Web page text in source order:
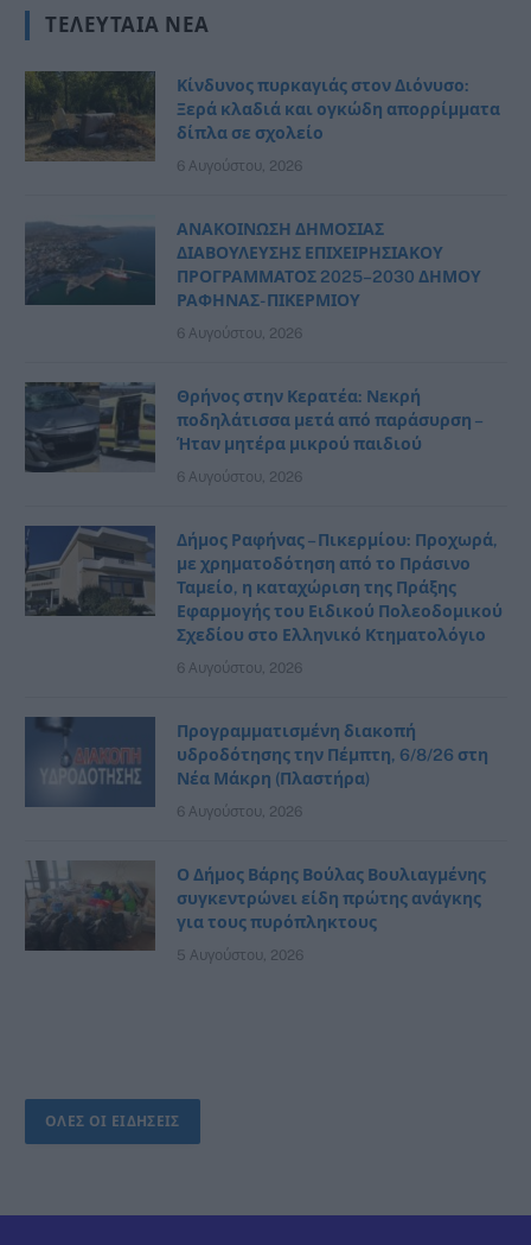
ΤΕΛΕΥΤΑΊΑ ΝΈΑ
Κίνδυνος πυρκαγιάς στον Διόνυσο:
Ξερά κλαδιά και ογκώδη απορρίμματα
δίπλα σε σχολείο
6 Αυγούστου, 2026
ΑΝΑΚΟΙΝΩΣΗ ΔΗΜΟΣΙΑΣ
ΔΙΑΒΟΥΛΕΥΣΗΣ ΕΠΙΧΕΙΡΗΣΙΑΚΟΥ
ΠΡΟΓΡΑΜΜΑΤΟΣ 2025–2030 ΔΗΜΟΥ
ΡΑΦΗΝΑΣ- ΠΙΚΕΡΜΙΟΥ
6 Αυγούστου, 2026
Θρήνος στην Κερατέα: Νεκρή
ποδηλάτισσα μετά από παράσυρση –
Ήταν μητέρα μικρού παιδιού
6 Αυγούστου, 2026
Δήμος Ραφήνας – Πικερμίου: Προχωρά,
με χρηματοδότηση από το Πράσινο
Ταμείο, η καταχώριση της Πράξης
Εφαρμογής του Ειδικού Πολεοδομικού
Σχεδίου στο Ελληνικό Κτηματολόγιο
6 Αυγούστου, 2026
Προγραμματισμένη διακοπή
υδροδότησης την Πέμπτη, 6/8/26 στη
Νέα Μάκρη (Πλαστήρα)
6 Αυγούστου, 2026
Ο Δήμος Βάρης Βούλας Βουλιαγμένης
συγκεντρώνει είδη πρώτης ανάγκης
για τους πυρόπληκτους
5 Αυγούστου, 2026
ΟΛΕΣ ΟΙ ΕΙΔΗΣΕΙΣ